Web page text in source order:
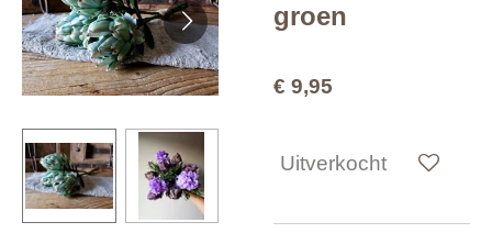
groen
€ 9,95
Uitverkocht